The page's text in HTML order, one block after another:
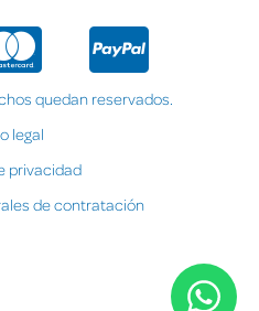
quedan reservados.
legal
privacidad
de contratación